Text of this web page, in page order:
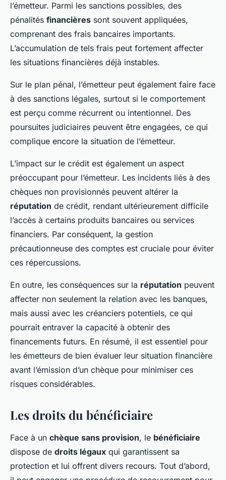
l’émetteur. Parmi les sanctions possibles, des
pénalités financières sont souvent appliquées,
comprenant des frais bancaires importants.
L’accumulation de tels frais peut fortement affecter
les situations financières déjà instables.
Sur le plan pénal, l’émetteur peut également faire face
à des sanctions légales, surtout si le comportement
est perçu comme récurrent ou intentionnel. Des
poursuites judiciaires peuvent être engagées, ce qui
complique encore la situation de l’émetteur.
L’impact sur le crédit est également un aspect
préoccupant pour l’émetteur. Les incidents liés à des
chèques non provisionnés peuvent altérer la
réputation de crédit, rendant ultérieurement difficile
l’accès à certains produits bancaires ou services
financiers. Par conséquent, la gestion
précautionneuse des comptes est cruciale pour éviter
ces répercussions.
En outre, les conséquences sur la réputation peuvent
affecter non seulement la relation avec les banques,
mais aussi avec les créanciers potentiels, ce qui
pourrait entraver la capacité à obtenir des
financements futurs. En résumé, il est essentiel pour
les émetteurs de bien évaluer leur situation financière
avant l’émission d’un chèque pour minimiser ces
risques considérables.
Les droits du bénéficiaire
Face à un chèque sans provision, le bénéficiaire
dispose de droits légaux qui garantissent sa
protection et lui offrent divers recours. Tout d’abord,